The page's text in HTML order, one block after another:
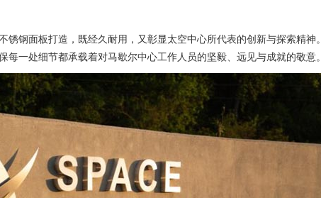
锈钢面板打造，既经久耐用，又彰显太空中心所代表的创新与探索精神。
每一处细节都承载着对马歇尔中心工作人员的坚毅、远见与成就的敬意。